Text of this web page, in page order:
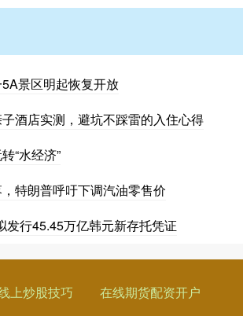
景区明起恢复开放
酒店实测，避坑不踩雷的入住心得
“水经济”
特朗普呼吁下调汽油零售价
发行45.45万亿韩元新存托凭证
上炒股技巧 在线期货配资开户